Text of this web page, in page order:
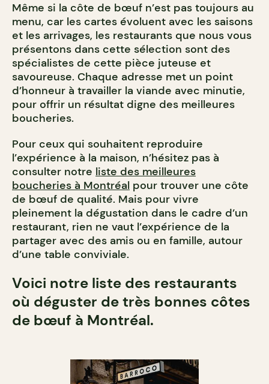
Même si la côte de bœuf n’est pas toujours au
menu, car les cartes évoluent avec les saisons
et les arrivages, les restaurants que nous vous
présentons dans cette sélection sont des
spécialistes de cette pièce juteuse et
savoureuse. Chaque adresse met un point
d’honneur à travailler la viande avec minutie,
pour offrir un résultat digne des meilleures
boucheries.
Pour ceux qui souhaitent reproduire
l’expérience à la maison, n’hésitez pas à
consulter notre liste des meilleures
boucheries à Montréal pour trouver une côte
de bœuf de qualité. Mais pour vivre
pleinement la dégustation dans le cadre d’un
restaurant, rien ne vaut l’expérience de la
partager avec des amis ou en famille, autour
d’une table conviviale.
Voici notre liste des restaurants
où déguster de très bonnes côtes
de bœuf à Montréal.